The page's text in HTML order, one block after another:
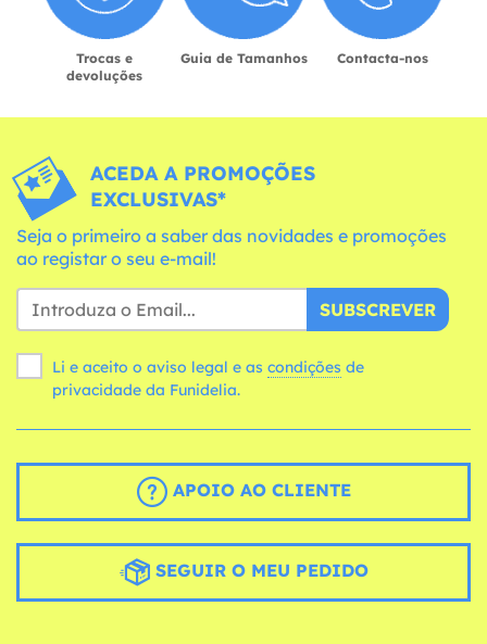
Trocas e
devoluções
Guia de Tamanhos Contacta-nos
ACEDA A PROMOÇÕES
EXCLUSIVAS*
Seja o primeiro a saber das novidades e promoções
ao registar o seu e-mail!
SUBSCREVER
Li e aceito o aviso legal e as condições
privacidade da Funidelia.
APOIO AO CLIENTE
SEGUIR O MEU PEDIDO